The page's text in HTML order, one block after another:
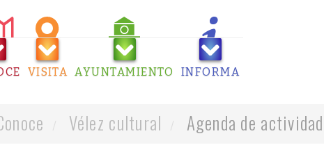
VISITA AYUNTAMIENTO INFORMA
Vélez cultural Agenda de